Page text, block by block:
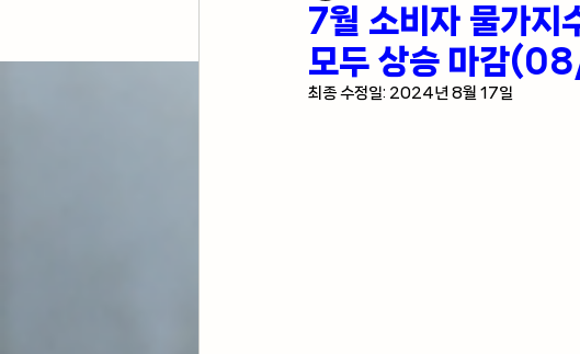
미국 여행 정보 전업투자자의 혼
7월 소비자 물가지
모두 상승 마감
최종 수정일: 2024년 8월 17일